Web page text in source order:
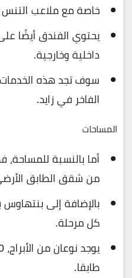
خاصة مع ملاعب
يحتوي الفندق أيضًا
داخلية وخارجية.
سوف تجد هذه
الفاخر في زايد.
المساحات
أما بالنسبة
من شقق الطابق
بالإضافة إلى
كل مرحلة.
طابقا.